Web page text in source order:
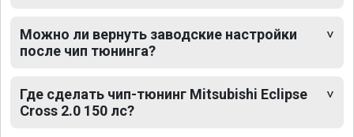
Можно ли вернуть заводские настройки
после чип тюнинга?
Где сделать чип-тюнинг Mitsubishi Eclipse
Cross 2.0 150 лс?